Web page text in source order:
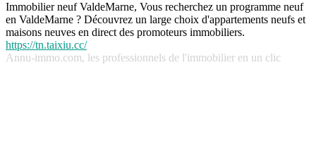
Immobilier neuf ValdeMarne, Vous recherchez un programme neuf
en ValdeMarne ? Découvrez un large choix d'appartements neufs et
maisons neuves en direct des promoteurs immobiliers.
https://tn.taixiu.cc/
Annu-immo.com, les professionnels de l'immobilier en un clic